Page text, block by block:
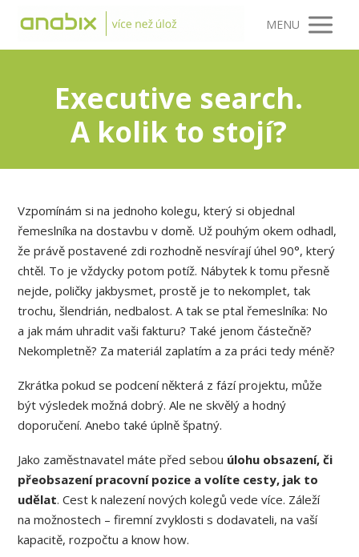
MENU
Executive search.
A kolik to stojí?
Vzpomínám si na jednoho kolegu, který si objednal
řemeslníka na dostavbu v domě. Už pouhým okem odhadl,
že právě postavené zdi rozhodně nesvírají úhel 90°, který
chtěl. To je vždycky potom potíž. Nábytek k tomu přesně
nejde, poličky jakbysmet, prostě je to nekomplet, tak
trochu, šlendrián, nedbalost. A tak se ptal řemeslníka: No
a jak mám uhradit vaši fakturu? Také jenom částečně?
Nekompletně? Za materiál zaplatím a za práci tedy méně?
Zkrátka pokud se podcení některá z fází projektu, může
být výsledek možná dobrý. Ale ne skvělý a hodný
doporučení. Anebo také úplně špatný.
Jako zaměstnavatel máte před sebou úlohu obsazení, či
přeobsazení pracovní pozice a volíte cesty, jak to
udělat. Cest k nalezení nových kolegů vede více. Záleží
na možnostech – firemní zvyklosti s dodavateli, na vaší
kapacitě, rozpočtu a know how.